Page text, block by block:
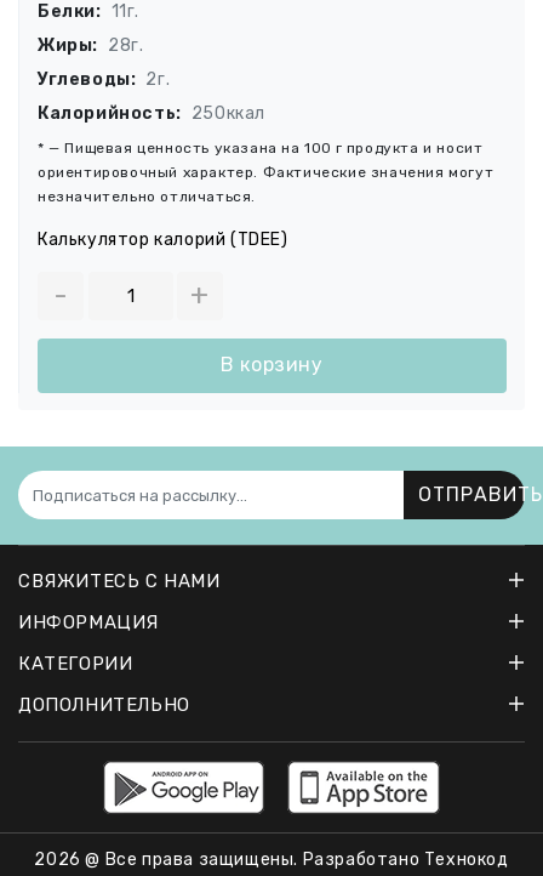
Белки: 11г.
Жиры: 28г.
Углеводы: 2г.
Калорийность: 250ккал
* — Пищевая ценность указана на 100 г продукта и носит
ориентировочный характер. Фактические значения могут
незначительно отличаться.
Калькулятор калорий (TDEE)
- +
В корзину
ОТПРАВИТЬ
СВЯЖИТЕСЬ С НАМИ
ИНФОРМАЦИЯ
КАТЕГОРИИ
ДОПОЛНИТЕЛЬНО
2026 @ Все права защищены. Разработано Технокод